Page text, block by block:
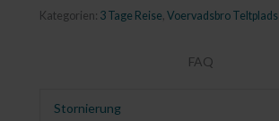
Kategorien: 3 Tage Reise Voervadsbro Teltplads
FAQ
Stornierung